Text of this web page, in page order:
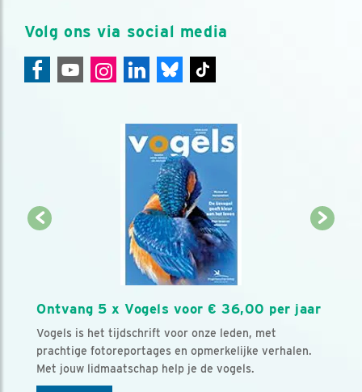
Volg ons via social media
Ontvang 5 x Vogels voor € 36,00 per jaar
Vogels is het tijdschrift voor onze leden, met
prachtige fotoreportages en opmerkelijke verhalen.
Met jouw lidmaatschap help je de vogels.